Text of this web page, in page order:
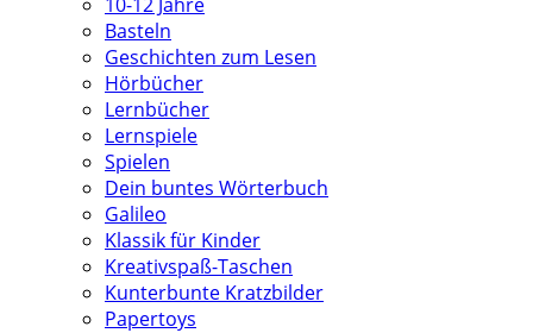
Basteln
Geschichten zum Lesen
Hörbücher
Lernbücher
Lernspiele
Spielen
Dein buntes Wörterbuch
Galileo
Klassik für Kinder
Kreativspaß-Taschen
Kunterbunte Kratzbilder
Papertoys